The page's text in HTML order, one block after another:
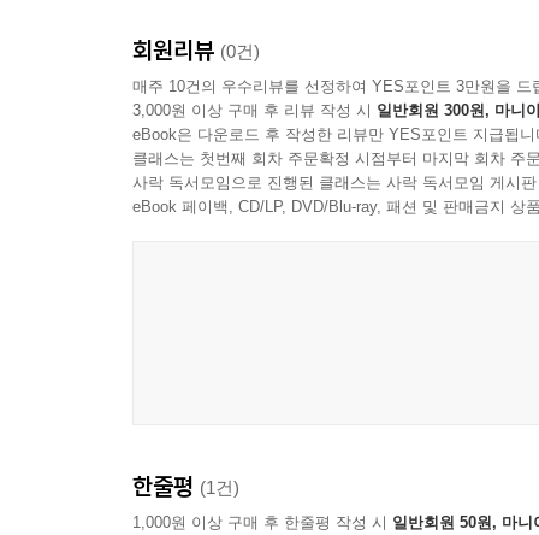
회원리뷰 (0건)
매주 10건의 우수리뷰를 선정하여 YES포인트 3만원을 드
3,000원 이상 구매 후 리뷰 작성 시 일반회원 300원, 마니
eBook은 다운로드 후 작성한 리뷰만 YES포인트 지급됩니
클래스는 첫번째 회차 주문확정 시점부터 마지막 회차 주
사락 독서모임으로 진행된 클래스는 사락 독서모임 게시
eBook 페이백, CD/LP, DVD/Blu-ray, 패션 및 판매금지 상
한줄평 (1건)
1,000원 이상 구매 후 한줄평 작성 시 일반회원 50원, 마니